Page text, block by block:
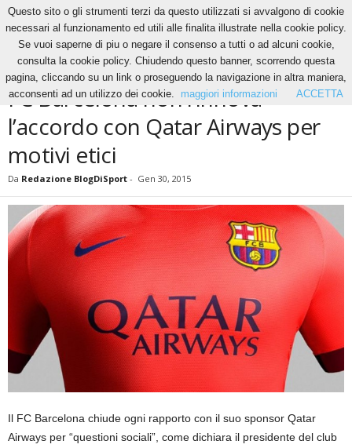
News FC Barcelona non rinnova l’accordo con Qatar Airways per motivi etici
NEWS
FC Barcelona non rinnova
l’accordo con Qatar Airways per
motivi etici
Da Redazione BlogDiSport - Gen 30, 2015
Il FC Barcelona chiude ogni rapporto con il suo sponsor Qatar
Airways per “questioni sociali”, come dichiara il presidente del club
Questo sito o gli strumenti terzi da questo utilizzati si avvalgono di cookie
necessari al funzionamento ed utili alle finalita illustrate nella cookie policy.
Se vuoi saperne di piu o negare il consenso a tutti o ad alcuni cookie,
consulta la cookie policy. Chiudendo questo banner, scorrendo questa
pagina, cliccando su un link o proseguendo la navigazione in altra maniera,
acconsenti ad un utilizzo dei cookie.
maggiori informazioni ACCETTA